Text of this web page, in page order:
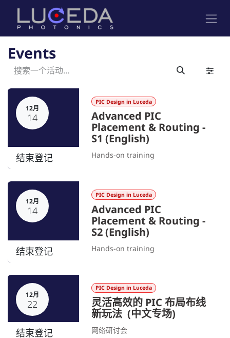
跳至内容
Events
12月
14
结束登记
PIC Design in Luceda
Advanced PIC
Placement & Routing -
S1 (English)
Hands-on training
12月
14
结束登记
PIC Design in Luceda
Advanced PIC
Placement & Routing -
S2 (English)
Hands-on training
12月
22
结束登记
PIC Design in Luceda
灵活高效的 PIC 布局布线
新玩法 (中文专场)
网络研讨会